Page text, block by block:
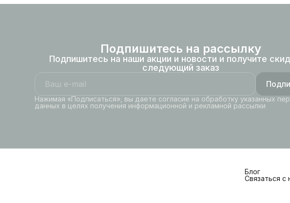
Подпишитесь на рассылку
Подпишитесь на наши акции и новости и получите
следующий заказ
Нажимая «Подписаться», вы даете согласие на обработку указанных
данных в целях получения информационной и рекламной рассылки
Блог
Связаться с